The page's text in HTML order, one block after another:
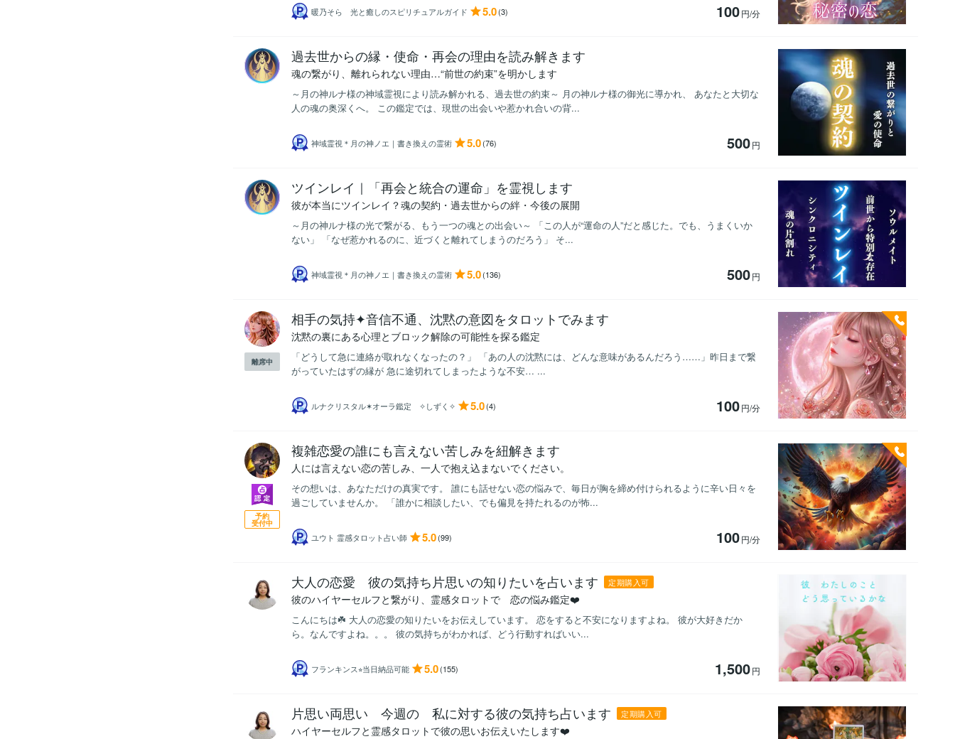
暖乃そら 光と癒しのスピリチュアルガイド 5.0(3) 100円/分
過去世からの縁・使命・再会の理由を読み解きます
魂の繋がり、離れられない理由…“前世の約束”を明かします
～月の神ルナ様の神域霊視により読み解かれる、過去世の約束～ 月の神ルナ様の御光に導かれ、 あなたと大切な
人の魂の奥深くへ。 この鑑定では、現世の出会いや惹かれ合いの背...
神域霊視＊月の神ノエ｜書き換えの霊術 5.0(76) 500円
ツインレイ｜「再会と統合の運命」を霊視します
彼が本当にツインレイ？魂の契約・過去世からの絆・今後の展開
～月の神ルナ様の光で繋がる、もう一つの魂との出会い～ 「この人が“運命の人”だと感じた。でも、うまくいか
ない」 「なぜ惹かれるのに、近づくと離れてしまうのだろう」 そ...
神域霊視＊月の神ノエ｜書き換えの霊術 5.0(136) 500円
離席中
相手の気持✦音信不通、沈黙の意図をタロットでみます
沈黙の裏にある心理とブロック解除の可能性を探る鑑定
​「どうして急に連絡が取れなくなったの？」 「あの人の沈黙には、どんな意味があるんだろう……」 ​昨日まで繋
がっていたはずの縁が 急に途切れてしまったような不安… ...
ルナクリスタル✶オーラ鑑定 ✧しずく✧ 5.0(4) 100円/分
予約
受付中
複雑恋愛の誰にも言えない苦しみを紐解きます
人には言えない恋の苦しみ、一人で抱え込まないでください。
その想いは、あなただけの真実です。 誰にも話せない恋の悩みで、毎日が胸を締め付けられるように辛い日々を
過ごしていませんか。 「誰かに相談したい、でも偏見を持たれるのが怖...
ユウト 霊感タロット占い師 5.0(99) 100円/分
大人の恋愛 彼の気持ち片思いの知りたいを占います 定期購入可
彼のハイヤーセルフと繋がり、霊感タロットで 恋の悩み鑑定❤️
こんにちは☘️ 大人の恋愛の知りたいをお伝えしています。 恋をすると不安になりますよね。 彼が大好きだか
ら。なんですよね。。。 彼の気持ちがわかれば、どう行動すればいい...
フランキンス⭐︎当日納品可能 5.0(155) 1,500円
片思い両思い 今週の 私に対する彼の気持ち占います 定期購入可
ハイヤーセルフと霊感タロットで彼の思いお伝えいたします❤️